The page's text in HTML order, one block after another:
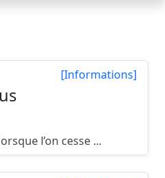
[Informations]
l’on cesse ...